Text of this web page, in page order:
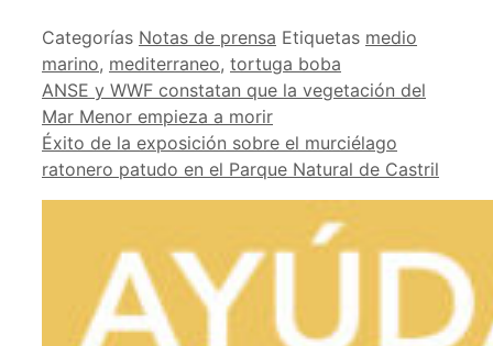
Categorías Notas de prensa Etiquetas medio
marino, mediterraneo, tortuga boba
ANSE y WWF constatan que la vegetación del
Mar Menor empieza a morir
Éxito de la exposición sobre el murciélago
ratonero patudo en el Parque Natural de Castril